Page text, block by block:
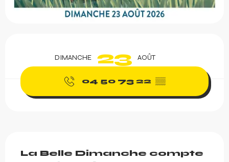
DIMANCHE 23 AOÛT
04 50 73 22 ▒▒
La Belle Dimanche compte